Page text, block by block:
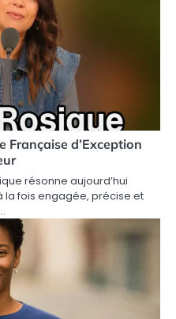
Française d’Exception
résonne aujourd’hui
la fois engagée, précise et